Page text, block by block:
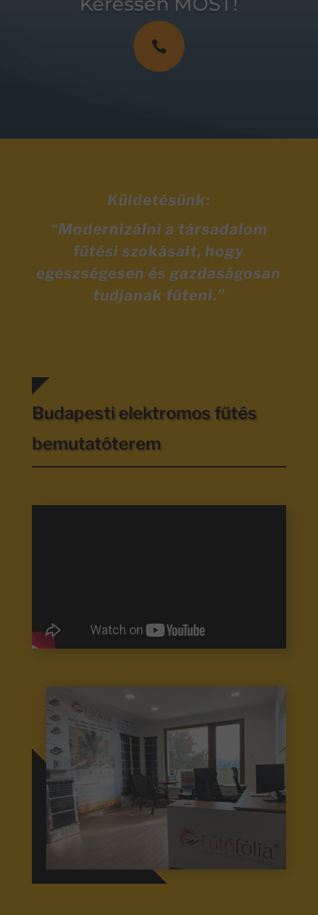

Küldetésünk:
“Modernizálni a társadalom
fűtési szokásait, hogy
egészségesen és gazdaságosan
tudjanak fűteni.”
Budapesti elektromos fűtés
bemutatóterem